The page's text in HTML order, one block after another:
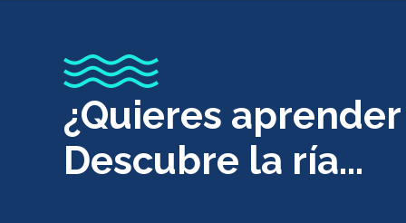
¿Quieres aprender
Descubre la ría...